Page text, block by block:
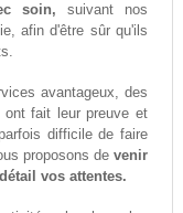
soin, suivant nos
afin d'être sûr qu'ils
avantageux, des
ont fait leur preuve et
difficile de faire
proposons devenir
vos attentes.